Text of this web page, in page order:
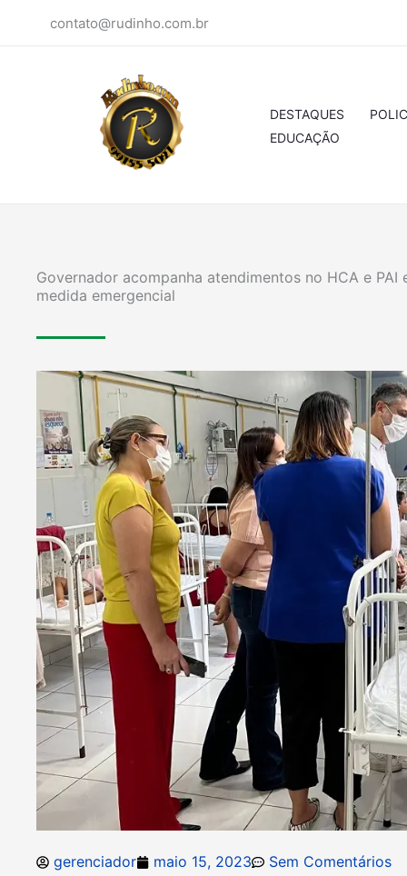
contato@rudinho.com.br
DESTAQUES
EDUCAÇÃO
Governador acompanha atendimentos no HCA e
medida emergencial
gerenciador maio 15, 2023 Sem Comentários